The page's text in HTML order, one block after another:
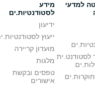
למדעי
לסטודנט.ית
מידע
לסטודנטיות.ים
ידיעון
ייעוץ
מועדון קריירה
מלגות
טפסים ובקשת
אישורים